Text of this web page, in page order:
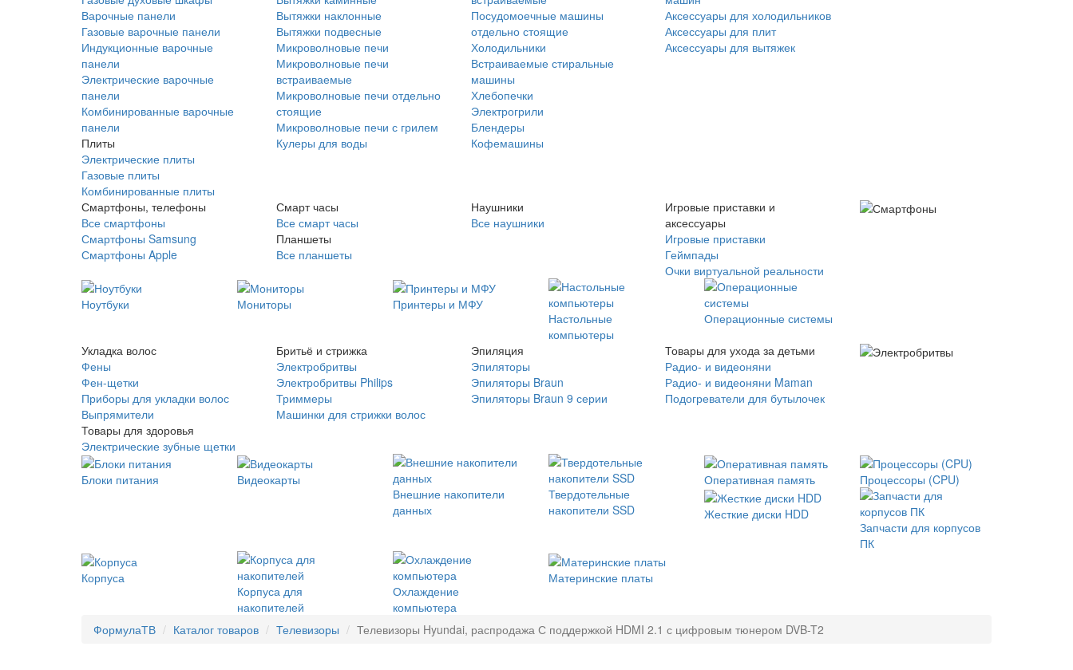
Варочные панели
Газовые варочные панели
Индукционные варочные
панели
Электрические варочные
панели
Комбинированные варочные
панели
Плиты
Электрические плиты
Газовые плиты
Комбинированные плиты
Вытяжки наклонные
Вытяжки подвесные
Микроволновые печи
Микроволновые печи
встраиваемые
Микроволновые печи отдельно
стоящие
Микроволновые печи с грилем
Кулеры для воды
Посудомоечные машины
отдельно стоящие
Холодильники
Встраиваемые стиральные
машины
Хлебопечки
Электрогрили
Блендеры
Кофемашины
Аксессуары для холодильников
Аксессуары для плит
Аксессуары для вытяжек
Смартфоны, телефоны
Все смартфоны
Смартфоны Samsung
Смартфоны Apple
Смарт часы
Все смарт часы
Планшеты
Все планшеты
Наушники
Все наушники
Игровые приставки и
аксессуары
Игровые приставки
Геймпады
Очки виртуальной реальности
Ноутбуки Мониторы
Принтеры и МФУ
Настольные
компьютеры
Операционные системы
Укладка волос
Фены
Фен-щетки
Приборы для укладки волос
Выпрямители
Товары для здоровья
Электрические зубные щетки
Бритьё и стрижка
Электробритвы
Электробритвы Philips
Триммеры
Машинки для стрижки волос
Эпиляция
Эпиляторы
Эпиляторы Braun
Эпиляторы Braun 9 серии
Товары для ухода за детьми
Радио- и видеоняни
Радио- и видеоняни Maman
Подогреватели для бутылочек
Блоки питания
Видеокарты
Внешние накопители
данных
Твердотельные
накопители SSD
Оперативная память Процессоры (CPU)
Жесткие диски HDD
Запчасти для корпусов
ПК
Корпуса
Корпуса для
накопителей
Охлаждение
компьютера
Материнские платы
ФормулаТВ Каталог товаров Телевизоры Телевизоры Hyundai, распродажа С поддержкой HDMI 2.1 с цифровым тюнером DVB-T2